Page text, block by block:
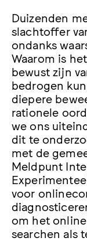
Duizenden
slachtoffer
ondanks
Waarom is
bewust zijn
bedrogen
diepere
rationele
we ons
dit te
met de
Meldpunt
voor
om het
searchen als